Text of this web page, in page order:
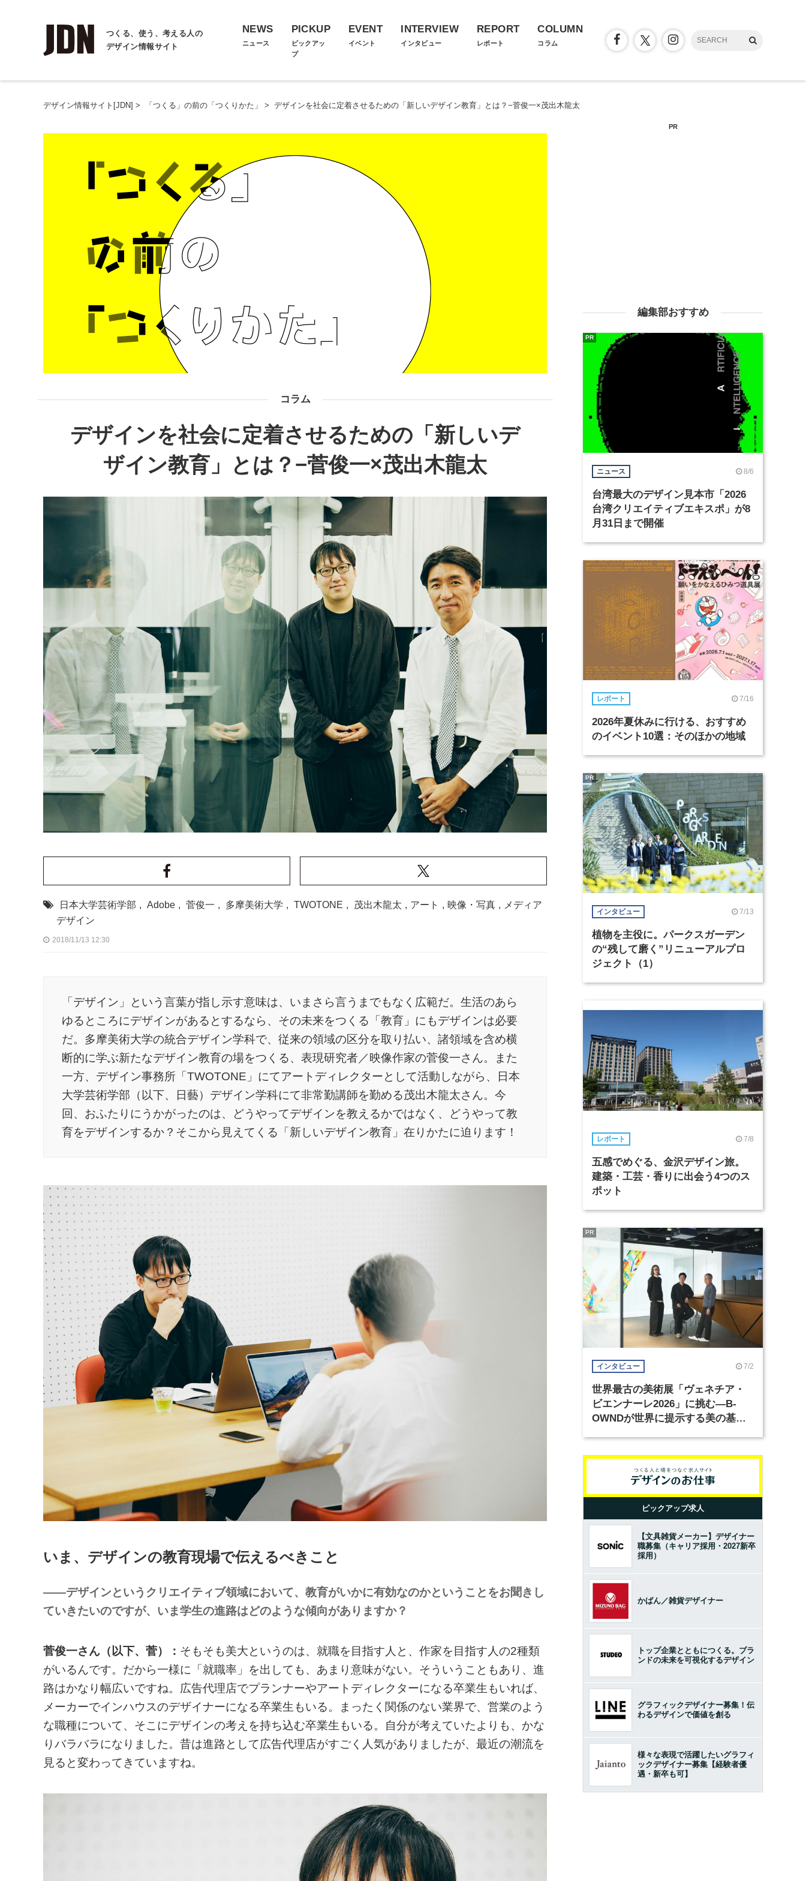
つくる、使う、考える人の
デザイン情報サイト
NEWS
ニュース
PICKUP
ピックアッ
プ
EVENT
イベント
INTERVIEW
インタビュー
REPORT
レポート
COLUMN
コラム
デザイン情報サイト[JDN] > 「つくる」の前の「つくりかた」 > デザインを社会に定着させるための「新しいデザイン教育」とは？−菅俊一×茂出木龍太
コラム
デザインを社会に定着させるための「新しいデ
ザイン教育」とは？−菅俊一×茂出木龍太
日本大学芸術学部 , Adobe , 菅俊一 , 多摩美術大学 , TWOTONE , 茂出木龍太 , アート , 映像・写真 , メディア
デザイン
2018/11/13 12:30
「デザイン」という言葉が指し示す意味は、いまさら言うまでもなく広範だ。生活のあら
ゆるところにデザインがあるとするなら、その未来をつくる「教育」にもデザインは必要
だ。多摩美術大学の統合デザイン学科で、従来の領域の区分を取り払い、諸領域を含め横
断的に学ぶ新たなデザイン教育の場をつくる、表現研究者／映像作家の菅俊一さん。また
一方、デザイン事務所「TWOTONE」にてアートディレクターとして活動しながら、日本
大学芸術学部（以下、日藝）デザイン学科にて非常勤講師を勤める茂出木龍太さん。今
回、おふたりにうかがったのは、どうやってデザインを教えるかではなく、どうやって教
育をデザインするか？そこから見えてくる「新しいデザイン教育」在りかたに迫ります！
いま、デザインの教育現場で伝えるべきこと
——デザインというクリエイティブ領域において、教育がいかに有効なのかということをお聞きし
ていきたいのですが、いま学生の進路はどのような傾向がありますか？
菅俊一さん（以下、菅）： そもそも美大というのは、就職を目指す人と、作家を目指す人の2種類
がいるんです。だから一様に「就職率」を出しても、あまり意味がない。そういうこともあり、進
路はかなり幅広いですね。広告代理店でプランナーやアートディレクターになる卒業生もいれば、
メーカーでインハウスのデザイナーになる卒業生もいる。まったく関係のない業界で、営業のよう
な職種について、そこにデザインの考えを持ち込む卒業生もいる。自分が考えていたよりも、かな
りバラバラになりました。昔は進路として広告代理店がすごく人気がありましたが、最近の潮流を
見ると変わってきていますね。
PR
編集部おすすめ
ニュース 8/6
台湾最大のデザイン見本市「2026
台湾クリエイティブエキスポ」が8
月31日まで開催
PR
レポート 7/16
2026年夏休みに行ける、おすすめ
のイベント10選：そのほかの地域
インタビュー 7/13
植物を主役に。パークスガーデン
の“残して磨く”リニューアルプロ
ジェクト（1）
PR
レポート 7/8
五感でめぐる、金沢デザイン旅。
建築・工芸・香りに出会う4つのス
ポット
インタビュー 7/2
世界最古の美術展「ヴェネチア・
ビエンナーレ2026」に挑む―B-
OWNDが世界に提示する美の基準
PR
ピックアップ求人
【文具雑貨メーカー】デザイナー
職募集（キャリア採用・2027新卒
採用）
かばん／雑貨デザイナー
トップ企業とともにつくる。ブラ
ンドの未来を可視化するデザイン
グラフィックデザイナー募集！伝
わるデザインで価値を創る
様々な表現で活躍したいグラフィ
ックデザイナー募集【経験者優
遇・新卒も可】